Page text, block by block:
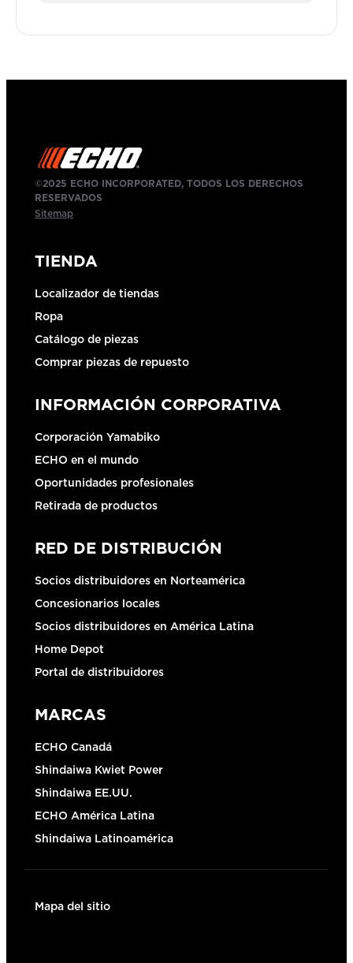
©2025 ECHO INCORPORATED, TODOS LOS DERECHOS
RESERVADOS
Sitemap
TIENDA
Localizador de tiendas
Ropa
Catálogo de piezas
Comprar piezas de repuesto
INFORMACIÓN CORPORATIVA
Corporación Yamabiko
ECHO en el mundo
Oportunidades profesionales
Retirada de productos
RED DE DISTRIBUCIÓN
Socios distribuidores en Norteamérica
Concesionarios locales
Socios distribuidores en América Latina
Home Depot
Portal de distribuidores
MARCAS
ECHO Canadá
Shindaiwa Kwiet Power
Shindaiwa EE.UU.
ECHO América Latina
Shindaiwa Latinoamérica
Mapa del sitio